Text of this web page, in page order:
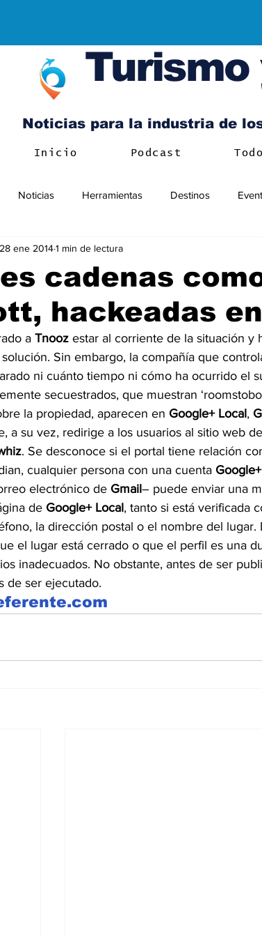
Turismo
Noticias para la industria de
Inicio Podcast
Noticias Herramientas Destinos
cadenas
hackeadas
28 ene 20141 min de lectura
a Tnooz estar al corriente de la situación y
Sin embargo, la compañía que
ni cuánto tiempo ni cómo ha ocurrido el
secuestrados, que muestran
la propiedad, aparecen en Google+ Local,
a su vez, redirige a los usuarios al sitio web
. Se desconoce si el portal tiene relación
cualquier persona con una cuenta Google+
electrónico de Gmail– puede enviar una
de Google+ Local, tanto si está verificada
la dirección postal o el nombre del lugar.
el lugar está cerrado o que el perfil es una
inadecuados. No obstante, antes de ser
de ser ejecutado.